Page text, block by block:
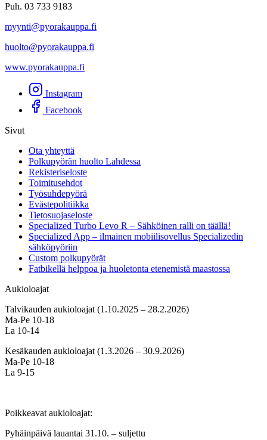
Puh. 03 733 9183
myynti@pyorakauppa.fi
huolto@pyorakauppa.fi
www.pyorakauppa.fi
Instagram
Facebook
Sivut
Ota yhteyttä
Polkupyörän huolto Lahdessa
Rekisteriseloste
Toimitusehdot
Työsuhdepyörä
Evästepolitiikka
Tietosuojaseloste
Specialized Turbo Levo R – Sähköinen ralli on täällä!
Specialized App – ilmainen mobiilisovellus Specializedin
sähköpyöriin
Custom polkupyörät
Fatbikellä helppoa ja huoletonta etenemistä maastossa
Aukioloajat
Talvikauden aukioloajat (1.10.2025 – 28.2.2026)
Ma-Pe 10-18
La 10-14
Kesäkauden aukioloajat (1.3.2026 – 30.9.2026)
Ma-Pe 10-18
La 9-15
Poikkeavat aukioloajat:
Pyhäinpäivä lauantai 31.10. – suljettu